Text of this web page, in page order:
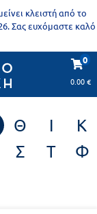
κλειστή από το
Σας ευχόμαστε καλό
0
0.00€
Θ Ι
Κ
Σ Τ
Φ